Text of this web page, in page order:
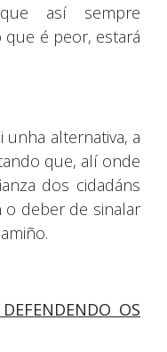
así sempre
é peor, estará
alternativa, a
que, alí onde
dos cidadáns
o deber de sinalar
OS